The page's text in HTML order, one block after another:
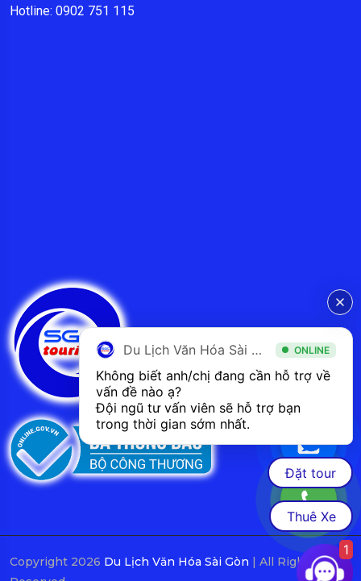
Hotline: 0902 751 115
Copyright 2026 Du Lịch Văn Hóa Sài Gòn
| All Rights
Du Lịch Văn Hóa Sài Gòn ONLINE
Không biết anh/chị đang cần hỗ trợ về
vấn đề nào ạ?
Đội ngũ tư vấn viên sẽ hỗ trợ bạn
trong thời gian sớm nhất.
Đặt tour
Thuê Xe
1